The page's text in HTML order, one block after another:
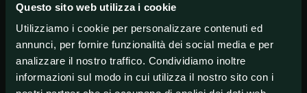
Questo sito web utilizza i cookie
Utilizziamo i cookie per personalizzare contenuti ed
annunci, per fornire funzionalità dei social media e per
analizzare il nostro traffico. Condividiamo inoltre
informazioni sul modo in cui utilizza il nostro sito con i
Tre innesti per una Juventus ancor più competitiva.
Ovviamente, ci saranno dei giocatori che faranno le
Mattia De Sciglio
Vecchia Signora. Futuro incerto anche perFederico
Bernardeschie pure per Sami Khedira.